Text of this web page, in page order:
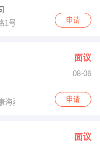
1号华侨广场2310室申请
面议
08-06
海药业
申请
面议